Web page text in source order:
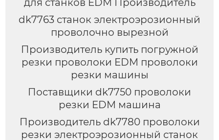
для станков EDM Производитель
dk7763 станок электроэрозионный
проволочно вырезной
Производитель купить погружной
резки проволоки EDM проволоки
резки машины
Поставщики dk7750 проволоки
резки EDM машина
Производитель dk7780 проволоки
резки электроэрозионный станок